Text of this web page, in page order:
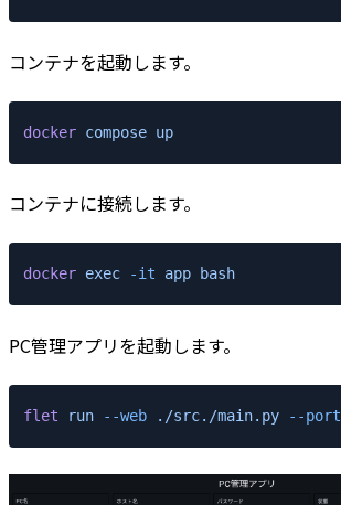
コンテナを起動します。
docker compose up
コンテナに接続します。
docker exec -it app bash
PC管理アプリを起動します。
flet run --web ./src./main.py --port